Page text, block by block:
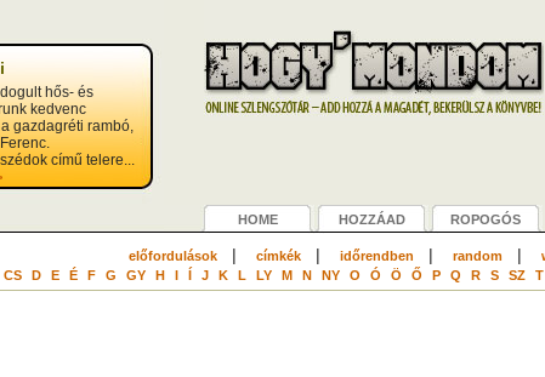
hős- és
kedvenc
gazdagréti rambó,
című telere...
HOME HOZZÁAD ROPOGÓS
előfordulások| címkék| időrendben | random|
CS D E É F G GY H I Í J K L LY M N NY O Ó Ö Ő P Q R S SZ T